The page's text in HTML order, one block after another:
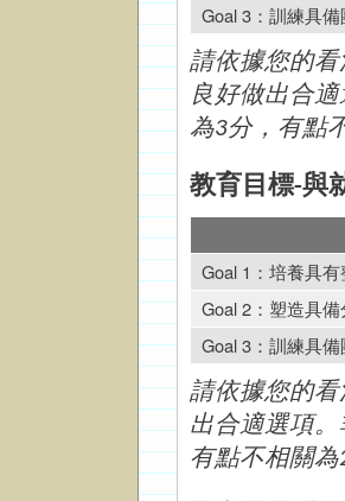
Goal 3：訓練具
請依據您的
良好做出合
為3分，有點
教育目標-與
Goal 1：培養具
Goal 2：塑造具
Goal 3：訓練具
請依據您的
出合適選項
有點不相關